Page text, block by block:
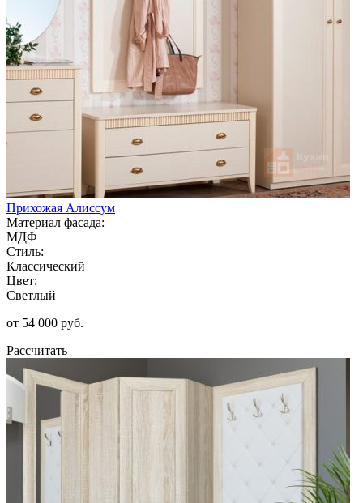
Прихожая Алиссум
Материал фасада:
МДФ
Стиль:
Классический
Цвет:
Светлый
от 54 000 руб.
Рассчитать